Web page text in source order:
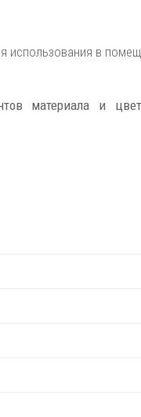
использования в
материала и